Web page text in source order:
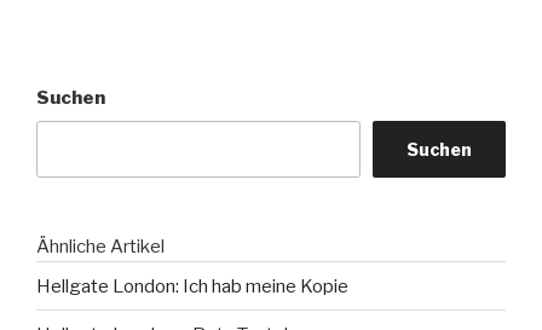
Du
bereit
Suchen
Suchen
Ähnliche Artikel
Hellgate London: Ich hab meine Kopie